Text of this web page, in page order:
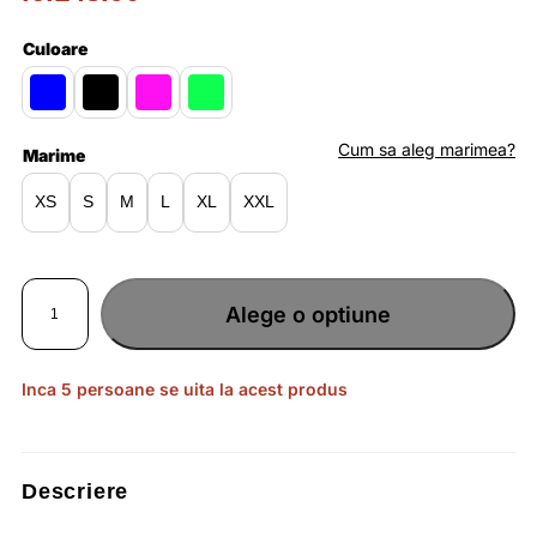
inițial
a
fost:
lei148.90.
curent
este:
lei96.79.
Culoare
Marime
S M L XL XXL
XS
Cum sa aleg marimea?
Cantitate
Costum
intreg
pentru
cu
bretele
4F
Alege o optiune
Inca 5 persoane se uita la acest produs
Descriere